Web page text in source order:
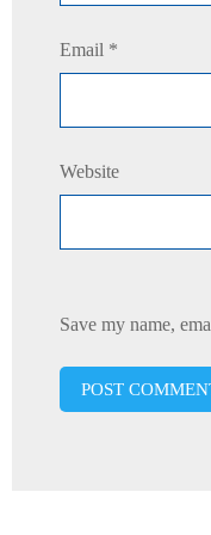
Email *
Website
Save my name,